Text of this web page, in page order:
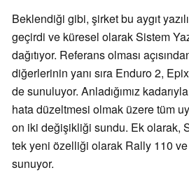
Beklendiği gibi, şirket bu aygıt
geçirdi ve küresel olarak Sistem
dağıtıyor. Referans olması
diğerlerinin yanı sıra Enduro 2,
de sunuluyor. Anladığımız
hata düzeltmesi olmak üzere tüm
on iki değişikliği sundu. Ek olarak,
tek yeni özelliği olarak Rally 110
sunuyor.